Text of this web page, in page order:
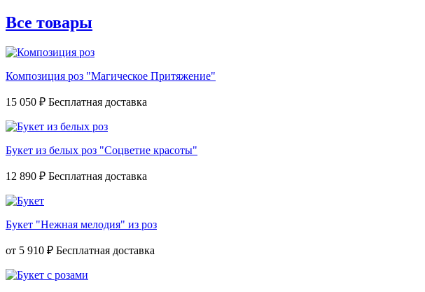
Все товары
Композиция роз "Магическое Притяжение"
15 050 ₽
Букет из белых роз "Соцветие красоты"
12 890 ₽
Букет "Нежная мелодия" из роз
от 5 910 ₽